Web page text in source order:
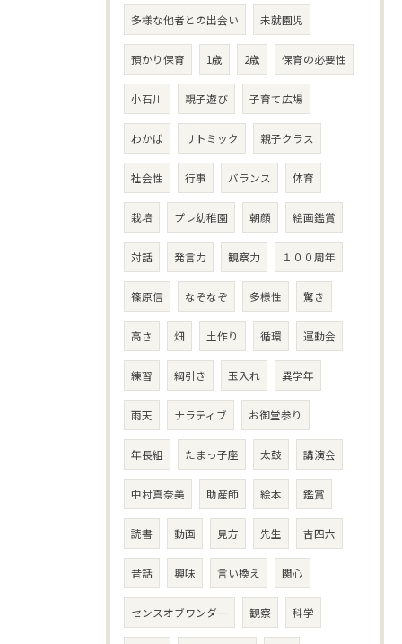
多様な他者との出会い 未就園児
預かり保育 1歳 2歳 保育の必要性
小石川 親子遊び 子育て広場
わかば リトミック 親子クラス
社会性 行事 バランス 体育
栽培 プレ幼稚園 朝顔 絵画鑑賞
対話 発言力 観察力 １００周年
篠原信 なぞなぞ 多様性 驚き
高さ 畑 土作り 循環 運動会
練習 綱引き 玉入れ 異学年
雨天 ナラティブ お御堂参り
年長組 たまっ子座 太鼓 講演会
中村真奈美 助産師 絵本 鑑賞
読書 動画 見方 先生 吉四六
昔話 興味 言い換え 関心
センスオブワンダー 観察 科学